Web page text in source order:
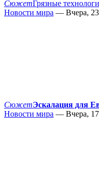
СюжетГрязные
Новости мира — Вчера,
СюжетЭскалация для
Новости мира — Вчера,